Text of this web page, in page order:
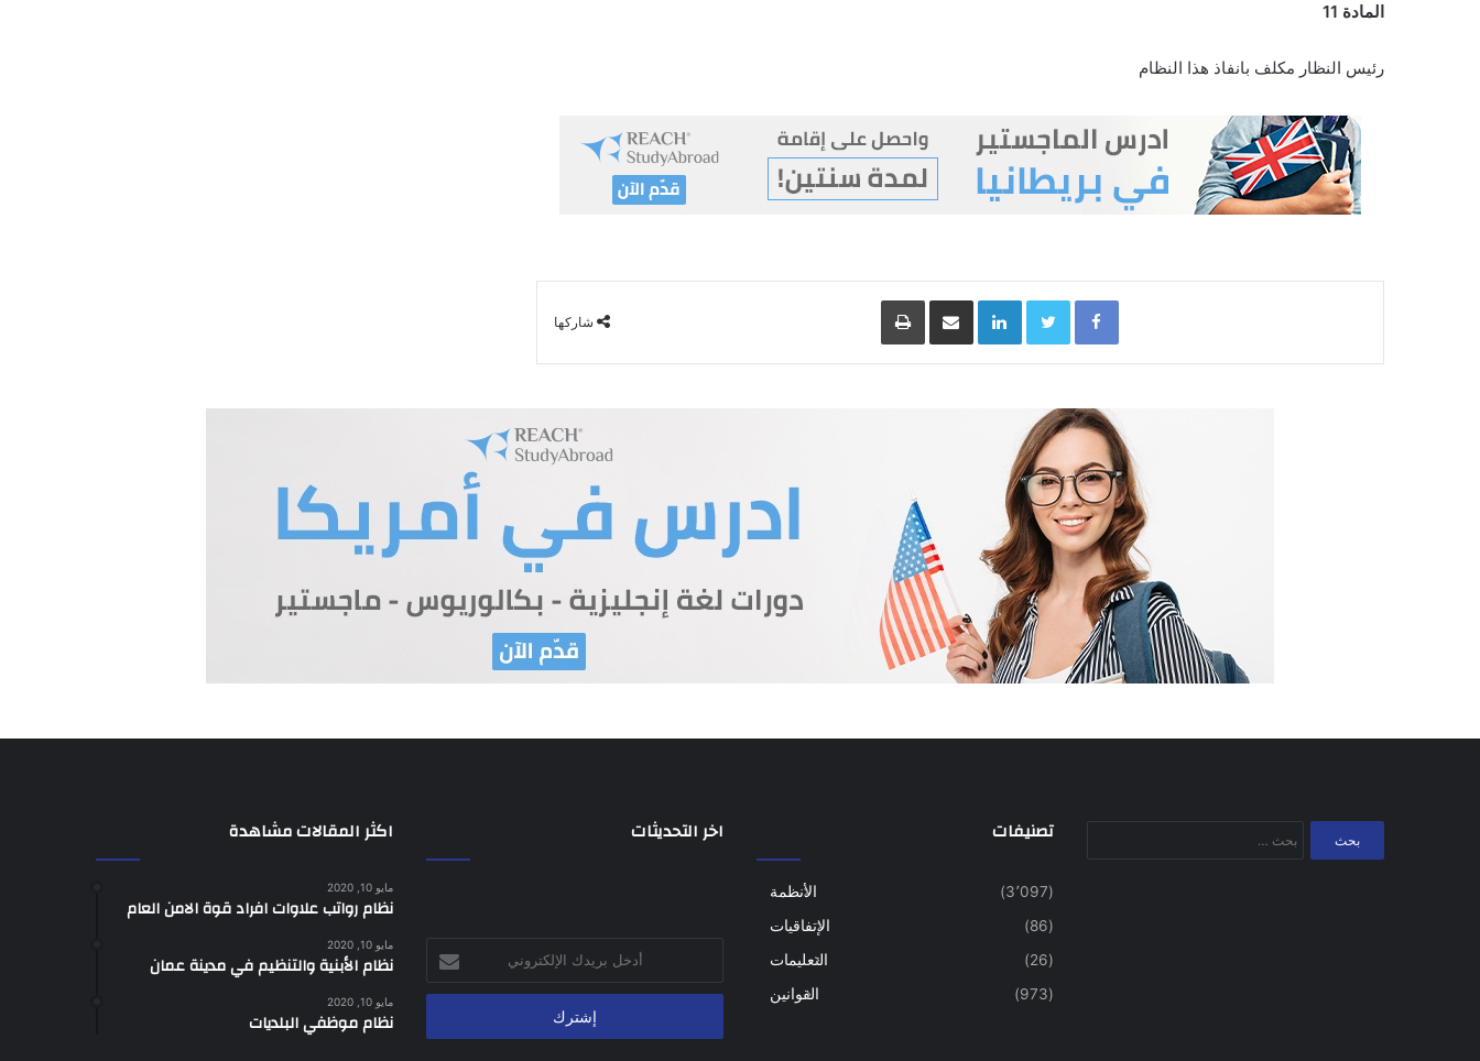
المادة 11
رئيس النظار مكلف بانفاذ هذا النظام
شاركها
Facebook
Twitter
LinkedInمشاركة عبر البريد طباعة
اكثر المقالات مشاهدة
مايو 10, 2020
نظام رواتب علاوات افراد قوة الامن العام
مايو 10, 2020
نظام الأبنية والتنظيم في مدينة عمان
مايو 10, 2020
نظام موظفي البلديات
اخر التحديثات
الإلكتروني
تصنيفات
الأنظمة
(3٬097)
الإتفاقيات
(86)
التعليمات
(26)
القوانين
(973)